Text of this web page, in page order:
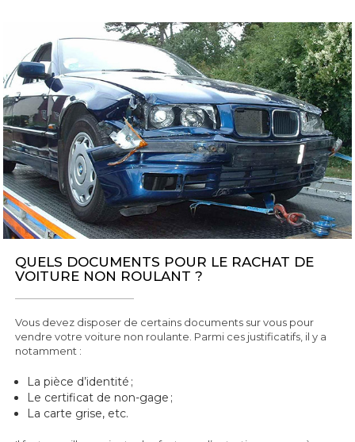
QUELS DOCUMENTS POUR LE RACHAT DE
VOITURE NON ROULANT ?
Vous devez disposer de certains documents sur vous pour
vendre votre voiture non roulante. Parmi ces justificatifs, il y a
notamment :
La pièce d’identité ;
Le certificat de non-gage ;
La carte grise, etc.